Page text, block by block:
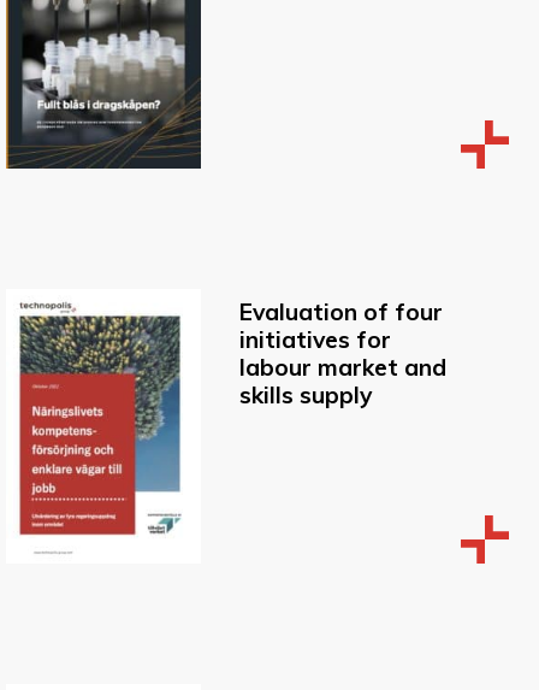
Evaluation of four
initiatives for
labour market and
skills supply